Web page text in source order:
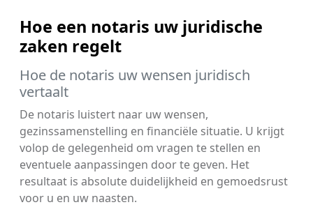
Hoe een notaris uw juridische
zaken regelt
Hoe de notaris uw wensen juridisch
vertaalt
De notaris luistert naar uw wensen,
gezinssamenstelling en financiële situatie. U krijgt
volop de gelegenheid om vragen te stellen en
eventuele aanpassingen door te geven. Het
resultaat is absolute duidelijkheid en gemoedsrust
voor u en uw naasten.